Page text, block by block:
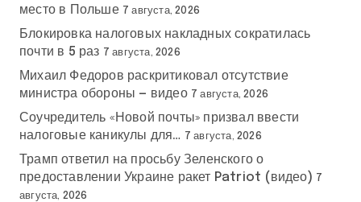
место в Польше 7 августа, 2026
Блокировка налоговых накладных сократилась
почти в 5 раз 7 августа, 2026
Михаил Федоров раскритиковал отсутствие
министра обороны — видео 7 августа, 2026
Соучредитель «Новой почты» призвал ввести
налоговые каникулы для… 7 августа, 2026
Трамп ответил на просьбу Зеленского о
предоставлении Украине ракет Patriot (видео) 7
августа, 2026